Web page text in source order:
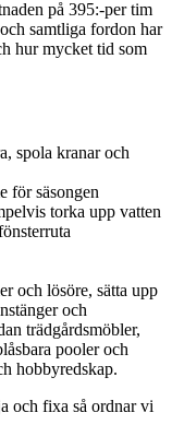
på 395:-per tim
samtliga fordon har
hur mycket tid som
spola kranar och
för säsongen
torka upp vatten
och lösöre, sätta upp
och
trädgårdsmöbler,
pooler och
hobbyredskap.
och fixa så ordnar vi